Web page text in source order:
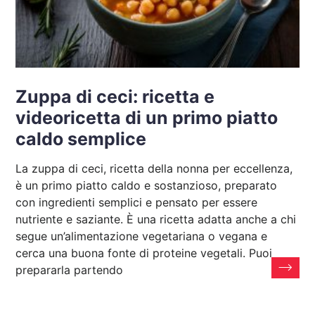
Zuppa di ceci: ricetta e
videoricetta di un primo piatto
caldo semplice
La zuppa di ceci, ricetta della nonna per eccellenza,
è un primo piatto caldo e sostanzioso, preparato
con ingredienti semplici e pensato per essere
nutriente e saziante. È una ricetta adatta anche a chi
segue un’alimentazione vegetariana o vegana e
cerca una buona fonte di proteine vegetali. Puoi
prepararla partendo